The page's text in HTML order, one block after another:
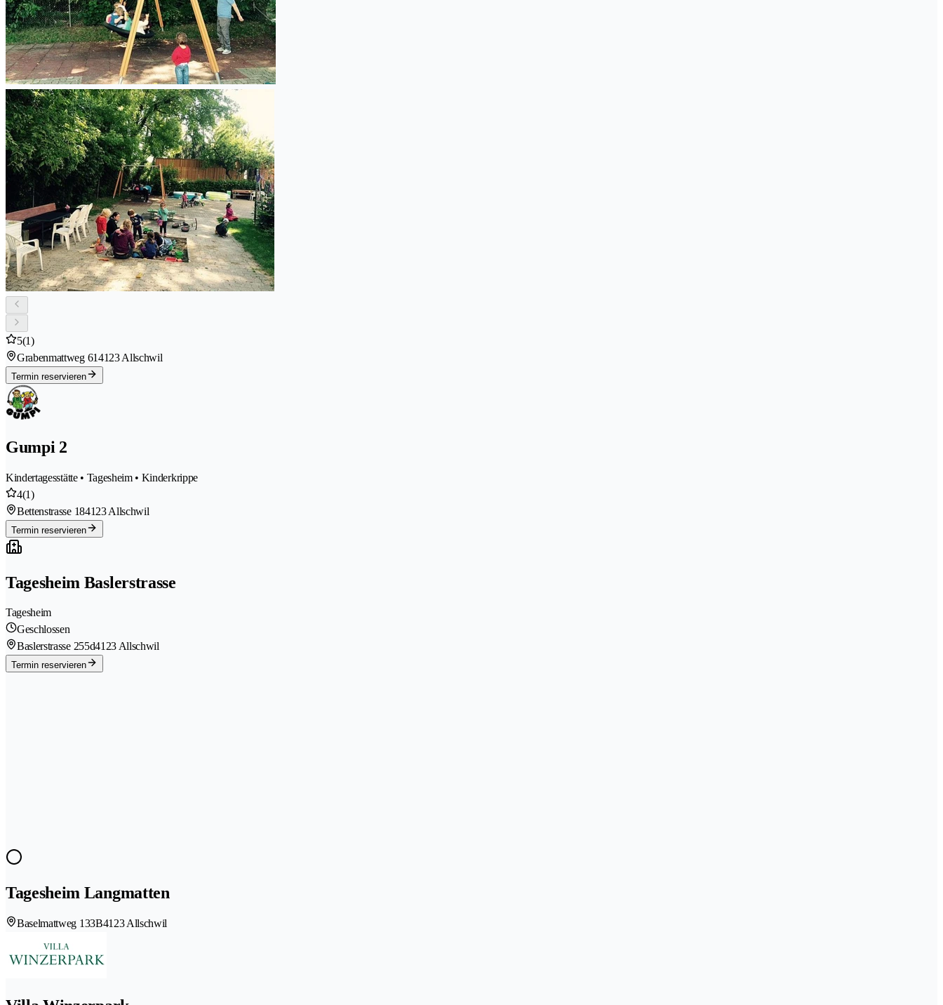
5(1)
Grabenmattweg 614123 Allschwil
Termin reservieren
Gumpi 2
Kindertagesstätte • Tagesheim • Kinderkrippe
4(1)
Bettenstrasse 184123 Allschwil
Termin reservieren
Tagesheim Baslerstrasse
Tagesheim
Geschlossen
Baslerstrasse 255d4123 Allschwil
Termin reservieren
Tagesheim Langmatten
Baselmattweg 133B4123 Allschwil